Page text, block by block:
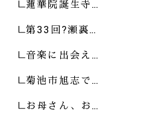
蓮華院誕生寺…
第33回?瀬裏…
音楽に出会え…
菊池市旭志で…
お母さん、お…